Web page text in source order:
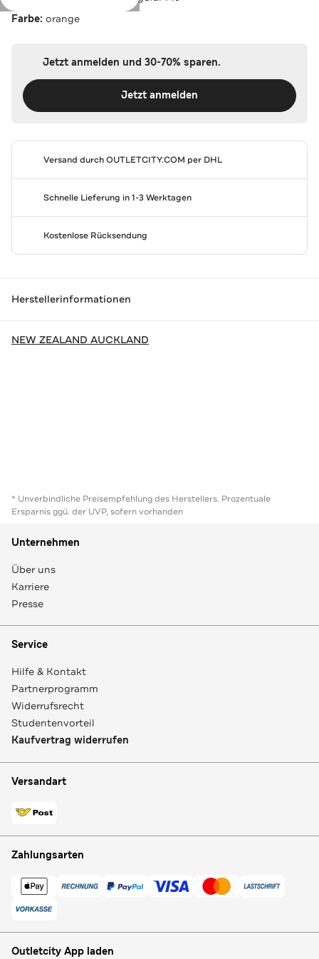
Farbe: orange
Jetzt anmelden und 30-70% sparen.
Jetzt anmelden
Versand durchOUTLETCITY.COM per DHL
Schnelle Lieferung in 1-3 Werktagen
Kostenlose Rücksendung
Herstellerinformationen
NEW ZEALAND AUCKLAND
* Unverbindliche Preisempfehlung des Herstellers. Prozentuale
Ersparnis ggü. der UVP, sofern vorhanden
Unternehmen
Über uns
Karriere
Presse
Service
Hilfe & Kontakt
Partnerprogramm
Widerrufsrecht
Studentenvorteil
Kaufvertrag widerrufen
Versandart
Zahlungsarten
Outletcity App laden